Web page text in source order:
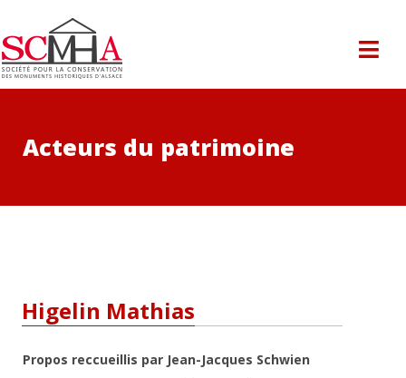
Acteurs du patrimoine
Higelin Mathias
Propos reccueillis par Jean-Jacques Schwien